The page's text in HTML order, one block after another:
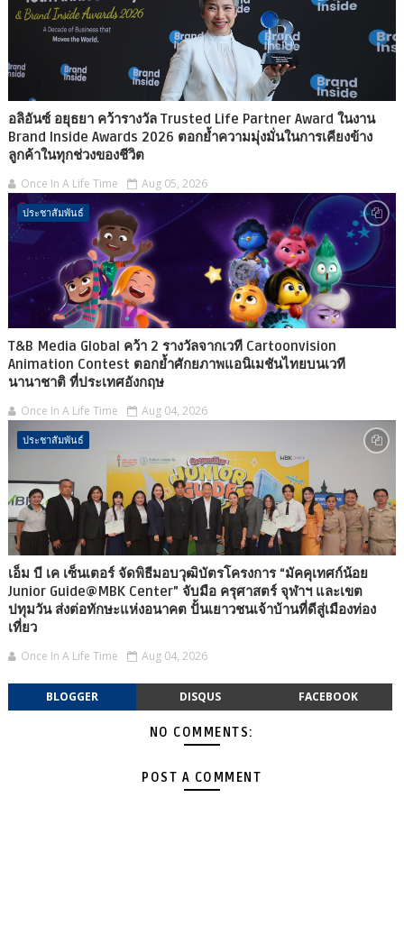
อลิอันซ์ อยุธยา คว้ารางวัล Trusted Life Partner Award ในงาน
Brand Inside Awards 2026 ตอกย้ำความมุ่งมั่นในการเคียงข้าง
ลูกค้าในทุกช่วงของชีวิต
Once In A Life Time Aug 05, 2026
ประชาสัมพันธ์
T&B Media Global คว้า 2 รางวัลจากเวที Cartoonvision
Animation Contest ตอกย้ำศักยภาพแอนิเมชันไทยบนเวที
นานาชาติ ที่ประเทศอังกฤษ
Once In A Life Time Aug 04, 2026
ประชาสัมพันธ์
เอ็ม บี เค เซ็นเตอร์ จัดพิธีมอบวุฒิบัตรโครงการ “มัคคุเทศก์น้อย
Junior Guide@MBK Center” จับมือ ครุศาสตร์ จุฬาฯ และเขต
ปทุมวัน ส่งต่อทักษะแห่งอนาคต ปั้นเยาวชนเจ้าบ้านที่ดีสู่เมืองท่อง
เที่ยว
Once In A Life Time Aug 04, 2026
BLOGGER DISQUS FACEBOOK
NO COMMENTS:
POST A COMMENT